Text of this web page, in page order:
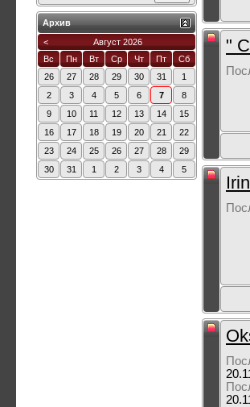
"
Архив
<
Август 2026
Вс
Пн Вт Ср Чт Пт
Сб
26
27 28 29 30 31
1
2
3 4 5 6 7
8
9
10 11 12 13 14
15
16
17 18 19 20 21
22
23
24 25 26 27 28
29
30
31 1 2 3 4 5